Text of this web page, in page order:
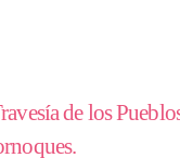
de los